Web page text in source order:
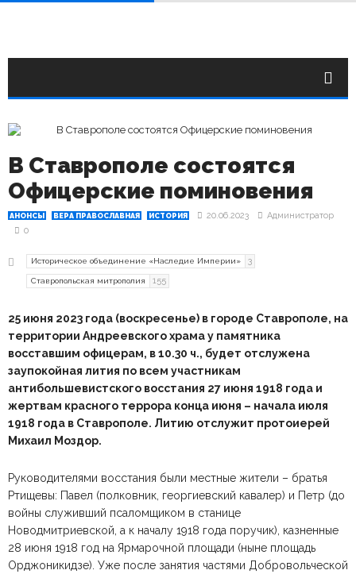
В Ставрополе состоятся
Офицерские поминовения
АНОНСЫ ВЕРА ПРАВОСЛАВНАЯ ИСТОРИЯ 20.06.2023
Администратор
0
Историческое объединение «Наследие Империи» 3
Ставропольская митрополия 155
25 июня 2023 года (воскресенье) в городе Ставрополе, на
территории Андреевского храма у памятника
восставшим офицерам, в 10.30 ч., будет отслужена
заупокойная лития по всем участникам
антибольшевистского восстания 27 июня 1918 года и
жертвам красного террора конца июня – начала июля
1918 года в Ставрополе. Литию отслужит протоиерей
Михаил Моздор.
Руководителями восстания были местные жители – братья
Ртищевы: Павел (полковник, георгиевский кавалер) и Петр (до
войны служивший псаломщиком в станице
Новодмитриевской, а к началу 1918 года поручик), казненные
28 июня 1918 год на Ярмарочной площади (ныне площадь
Орджоникидзе). Уже после занятия частями Добровольческой